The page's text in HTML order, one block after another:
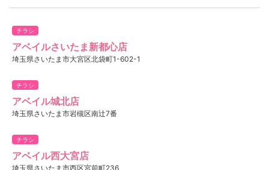
チラシ
アベイルさいたま新都心店
埼玉県さいたま市大宮区北袋町1-602-1
チラシ
アベイル城北店
埼玉県さいたま市岩槻区南辻7番
チラシ
アベイル西大宮店
埼玉県さいたま市西区宮前町236